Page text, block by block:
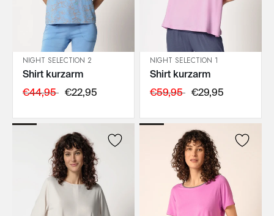
IN DEN WARENKORB
NIGHT SELECTION 2
Shirt kurzarm
€44,95 €22,95
IN DEN WARENKORB
NIGHT SELECTION 1
Shirt kurzarm
€59,95 €29,95